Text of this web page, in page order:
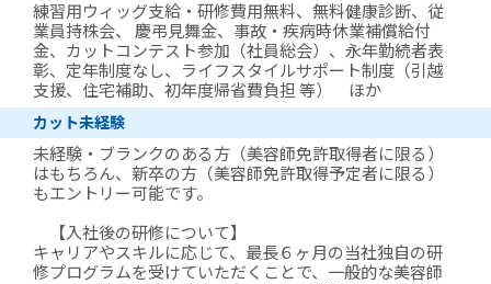
練習用ウィッグ支給・研修費用無料、無料健康診断、従
業員持株会、 慶弔見舞金、事故・疾病時休業補償給付
金、カットコンテスト参加（社員総会）、永年勤続者表
彰、定年制度なし、ライフスタイルサポート制度（引越
支援、住宅補助、初年度帰省費負担 等） ほか
カット未経験
未経験・ブランクのある方（美容師免許取得者に限る）
はもちろん、新卒の方（美容師免許取得予定者に限る）
もエントリー可能です。
【入社後の研修について】
キャリアやスキルに応じて、最長６ヶ月の当社独自の研
修プログラムを受けていただくことで、一般的な美容師